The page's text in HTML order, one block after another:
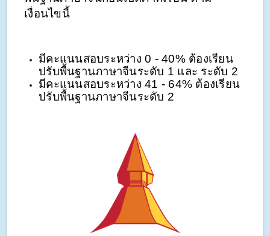
เงื่อนไขนี้
มีคะแนนสอบระหว่าง 0 - 40% ต้องเรียน
ปรับพื้นฐานภาษาจีนระดับ 1 และ ระดับ 2
มีคะแนนสอบระหว่าง 41 - 64% ต้องเรียน
ปรับพื้นฐานภาษาจีนระดับ 2